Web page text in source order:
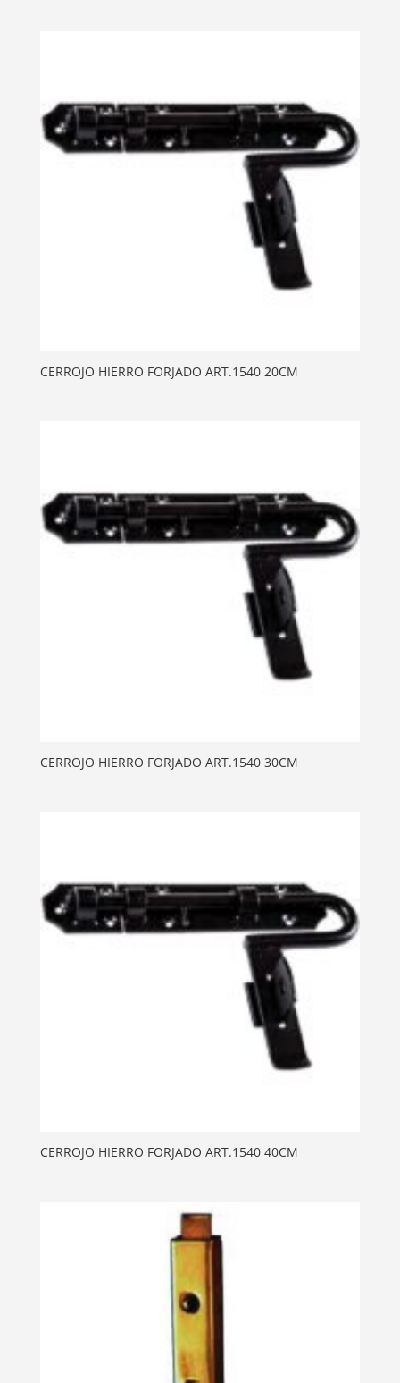
CERROJO HIERRO FORJADO ART.1540 20CM
CERROJO HIERRO FORJADO ART.1540 30CM
CERROJO HIERRO FORJADO ART.1540 40CM